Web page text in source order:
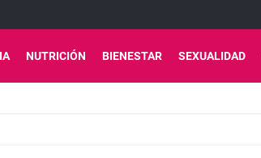
NUTRICIÓN BIENESTAR SEXUALIDAD